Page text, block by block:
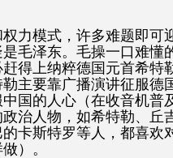
力模式，许多难题即可
毛泽东。毛操一口难懂
得上纳粹德国元首希特
主要靠广播演讲征服德
国的人心（在收音机普
治人物，如希特勒、丘
卡斯特罗等人，都喜欢
）。